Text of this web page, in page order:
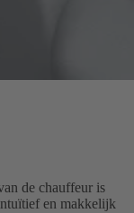
de chauffeur is
en makkelijk